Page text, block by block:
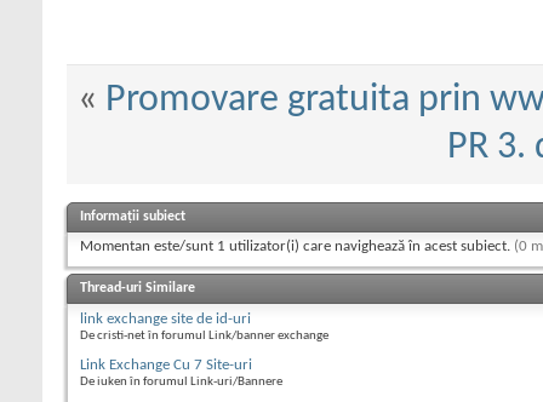
« Promovare gratuita prin
PR
Informații subiect
Momentan este/sunt 1 utilizator(i) care navighează în acest subiect. (0
Thread-uri Similare
link exchange site de id-uri
De cristi-net în forumul Link/banner exchange
Link Exchange Cu 7 Site-uri
De iuken în forumul Link-uri/Bannere